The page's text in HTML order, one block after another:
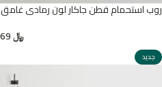
روب استحمام قطن جاكار لون رمادى غامق
﷼
جديد